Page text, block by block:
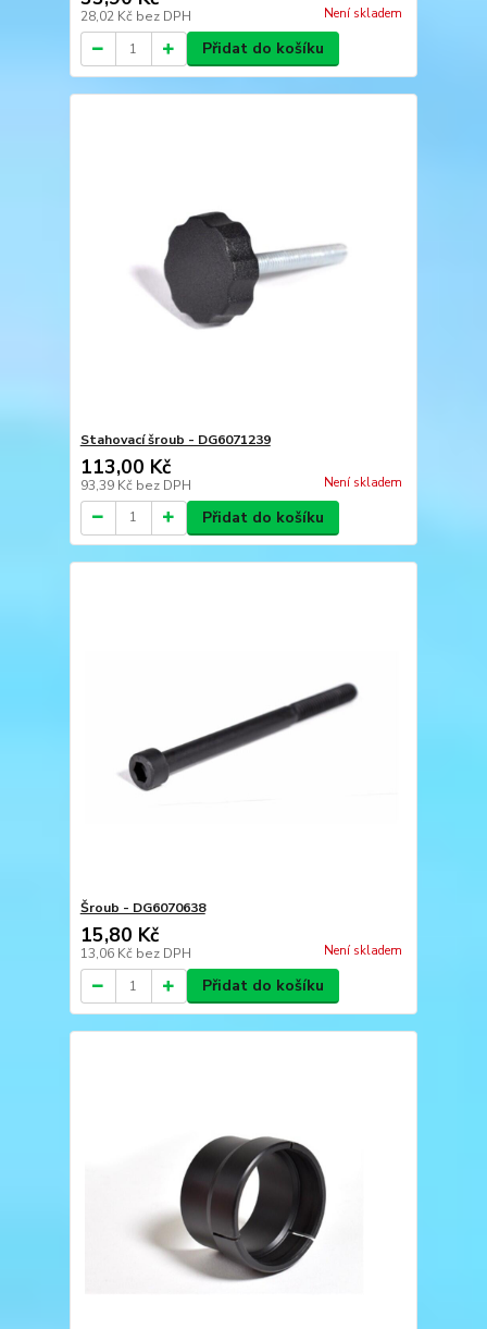
28,02 Kč bez DPH Není skladem
Přidat do košíku
Stahovací šroub - DG6071239
113,00 Kč
93,39 Kč bez DPH Není skladem
Přidat do košíku
Šroub - DG6070638
15,80 Kč
13,06 Kč bez DPH Není skladem
Přidat do košíku